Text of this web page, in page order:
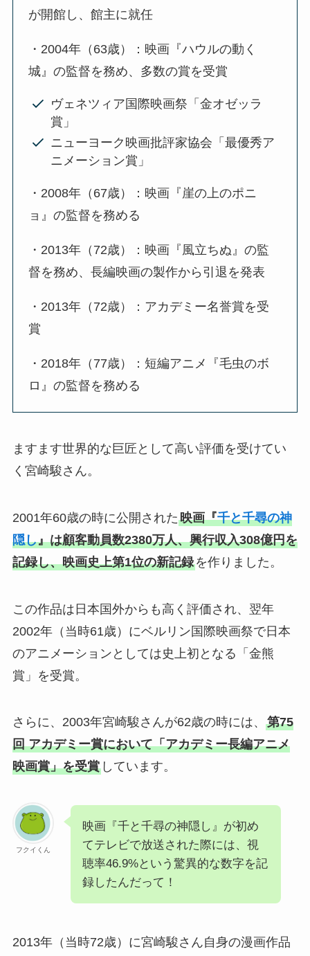
が開館し、館主に就任
・2004年（63歳）：映画『ハウルの動く
城』の監督を務め、多数の賞を受賞
ヴェネツィア国際映画祭「金オゼッラ
賞」
ニューヨーク映画批評家協会「最優秀ア
ニメーション賞」
・2008年（67歳）：映画『崖の上のポニ
ョ』の監督を務める
・2013年（72歳）：映画『風立ちぬ』の監
督を務め、長編映画の製作から引退を発表
・2013年（72歳）：アカデミー名誉賞を受
賞
・2018年（77歳）：短編アニメ『毛虫のボ
ロ』の監督を務める
ますます世界的な巨匠として高い評価を受けてい
く宮崎駿さん。
2001年60歳の時に公開された映画『千と千尋の神
隠し』は顧客動員数2380万人、興行収入308億円を
記録し、映画史上第1位の新記録を作りました。
この作品は日本国外からも高く評価され、翌年
2002年（当時61歳）にベルリン国際映画祭で日本
のアニメーションとしては史上初となる「金熊
賞」を受賞。
さらに、2003年宮崎駿さんが62歳の時には、 第75
回 アカデミー賞において「アカデミー長編アニメ
映画賞」を受賞しています。
フクイくん
映画『千と千尋の神隠し』が初め
てテレビで放送された際には、視
聴率46.9%という驚異的な数字を記
録したんだって！
2013年（当時72歳）に宮崎駿さん自身の漫画作品